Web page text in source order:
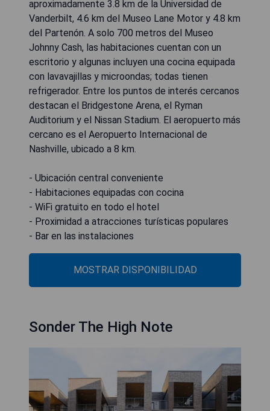
aproximadamente 3.8 km de la Universidad de
Vanderbilt, 4.6 km del Museo Lane Motor y 4.8 km
del Partenón. A solo 700 metros del Museo
Johnny Cash, las habitaciones cuentan con un
escritorio y algunas incluyen una cocina equipada
con lavavajillas y microondas; todas tienen
refrigerador. Entre los puntos de interés cercanos
destacan el Bridgestone Arena, el Ryman
Auditorium y el Nissan Stadium. El aeropuerto más
cercano es el Aeropuerto Internacional de
Nashville, ubicado a 8 km.
- Ubicación central conveniente
- Habitaciones equipadas con cocina
- WiFi gratuito en todo el hotel
- Proximidad a atracciones turísticas populares
- Bar en las instalaciones
MOSTRAR DISPONIBILIDAD
Sonder The High Note